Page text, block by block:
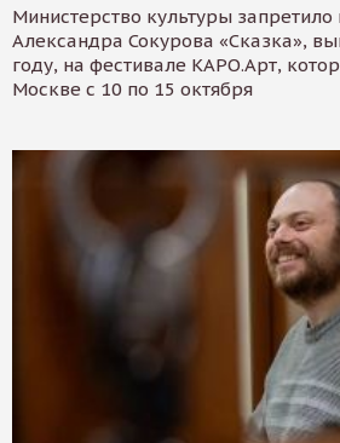
Министерство культуры
Александра Сокурова «Сказка»,
году, на фестивале КАРО.Арт,
Москве с 10 по 15 октября